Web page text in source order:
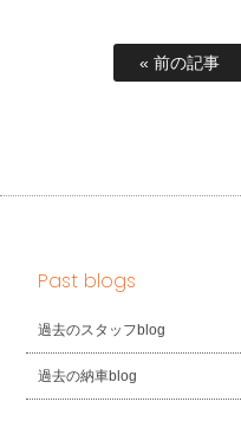
« 前の記事
Past blogs
過去のスタッフblog
過去の納車blog